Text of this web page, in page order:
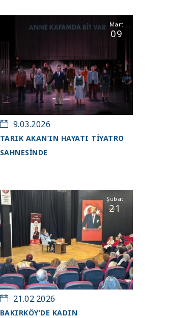
Mart
09
9.03.2026
TARIK AKAN’IN HAYATI TIYATRO
SAHNESINDE
Şubat
21
21.02.2026
BAKIRKÖY’DE KADIN